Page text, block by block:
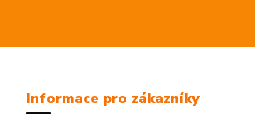
Informace pro zákazníky